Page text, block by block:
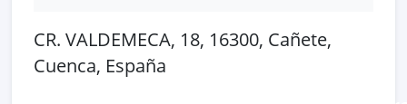
CR. VALDEMECA, 18, 16300, Cañete,
Cuenca, España